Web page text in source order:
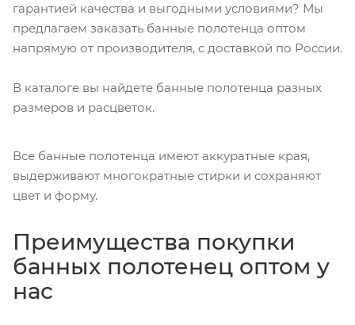
гарантией качества и выгодными условиями? Мы
предлагаем заказать банные полотенца оптом
напрямую от производителя, с доставкой по России.
В каталоге вы найдете банные полотенца разных
размеров и расцветок.
Все банные полотенца имеют аккуратные края,
выдерживают многократные стирки и сохраняют
цвет и форму.
Преимущества покупки
банных полотенец оптом у
нас